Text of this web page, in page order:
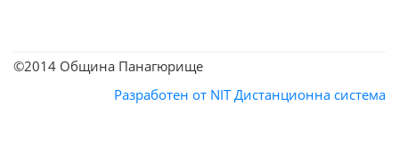
©2014 Община Панагюрище
Разработен от NIT Дистанционна система